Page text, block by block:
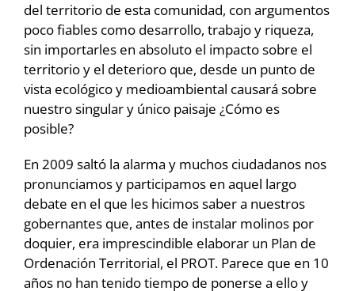
del territorio de esta comunidad, con argumentos
poco fiables como desarrollo, trabajo y riqueza,
sin importarles en absoluto el impacto sobre el
territorio y el deterioro que, desde un punto de
vista ecológico y medioambiental causará sobre
nuestro singular y único paisaje ¿Cómo es
posible?
En 2009 saltó la alarma y muchos ciudadanos nos
pronunciamos y participamos en aquel largo
debate en el que les hicimos saber a nuestros
gobernantes que, antes de instalar molinos por
doquier, era imprescindible elaborar un Plan de
Ordenación Territorial, el PROT. Parece que en 10
años no han tenido tiempo de ponerse a ello y